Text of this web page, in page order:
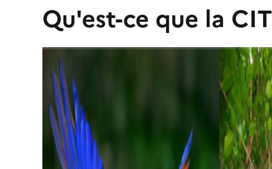
Qu'est-ce que la